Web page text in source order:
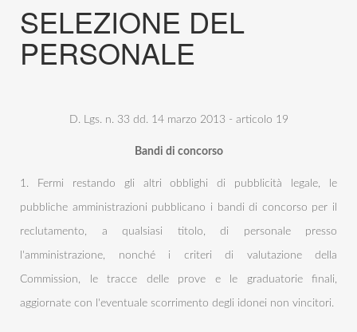
SELEZIONE DEL
PERSONALE
D. Lgs. n. 33 dd. 14 marzo 2013 - articolo 19
Bandi di concorso
1. Fermi restando gli altri obblighi di pubblicità legale, le
pubbliche amministrazioni pubblicano i bandi di concorso per il
reclutamento, a qualsiasi titolo, di personale presso
l'amministrazione, nonché i criteri di valutazione della
Commission, le tracce delle prove e le graduatorie finali,
aggiornate con l'eventuale scorrimento degli idonei non vincitori.